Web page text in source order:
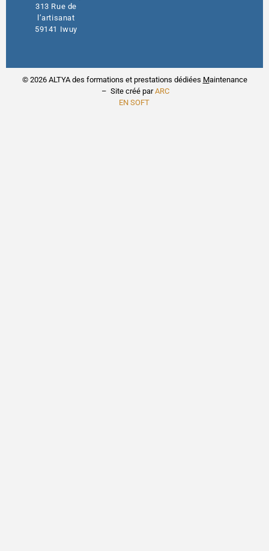
313 Rue de
l’artisanat
59141 Iwuy
© 2026 ALTYA des formations et prestations dédiées Maintenance
– Site créé parARC
EN SOFT